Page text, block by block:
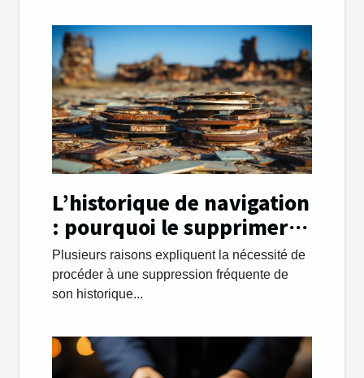
L’historique de navigation
: pourquoi le supprimer
régulièrement ?
Plusieurs raisons expliquent la nécessité de
procéder à une suppression fréquente de
son historique...